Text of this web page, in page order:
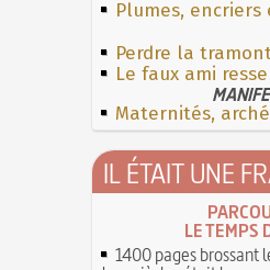
Plumes, encriers
Perdre la
Le faux ami
Maternités,
IL ÉTAIT UNE
LE TEMPS
1400 pages brossant